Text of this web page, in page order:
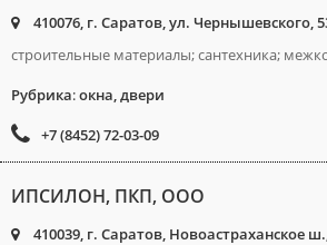
410076, г. Саратов, ул. Чернышевского,
строительные материалы; сантехника;
Рубрика:окна, двери
+7 (8452) 72-03-09
ИПСИЛОН, ПКП, ООО
410039, г. Саратов, Новоастраханское